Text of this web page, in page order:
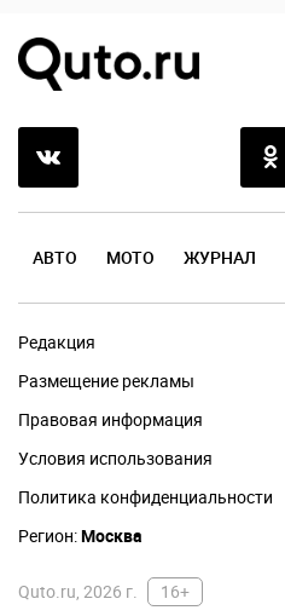
АВТО МОТО ЖУРНАЛ
Редакция
Размещение рекламы
Правовая информация
Условия использования
Политика конфиденциальности
Регион:Москва
Quto.ru, 2026 г. 16+